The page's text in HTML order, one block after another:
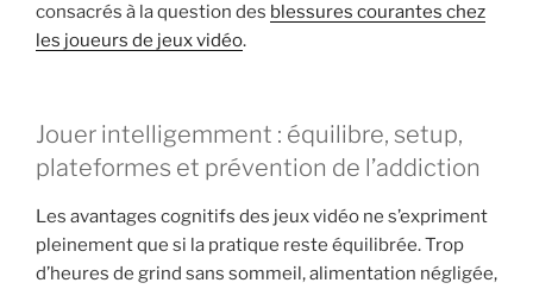
consacrés à la question des blessures courantes chez
les joueurs de jeux vidéo.
Jouer intelligemment : équilibre, setup,
plateformes et prévention de l’addiction
Les avantages cognitifs des jeux vidéo ne s’expriment
pleinement que si la pratique reste équilibrée. Trop
d’heures de grind sans sommeil, alimentation négligée,